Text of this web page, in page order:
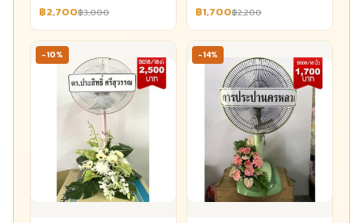
฿2,700฿3,000 ฿1,700฿2,200
-10% -14%